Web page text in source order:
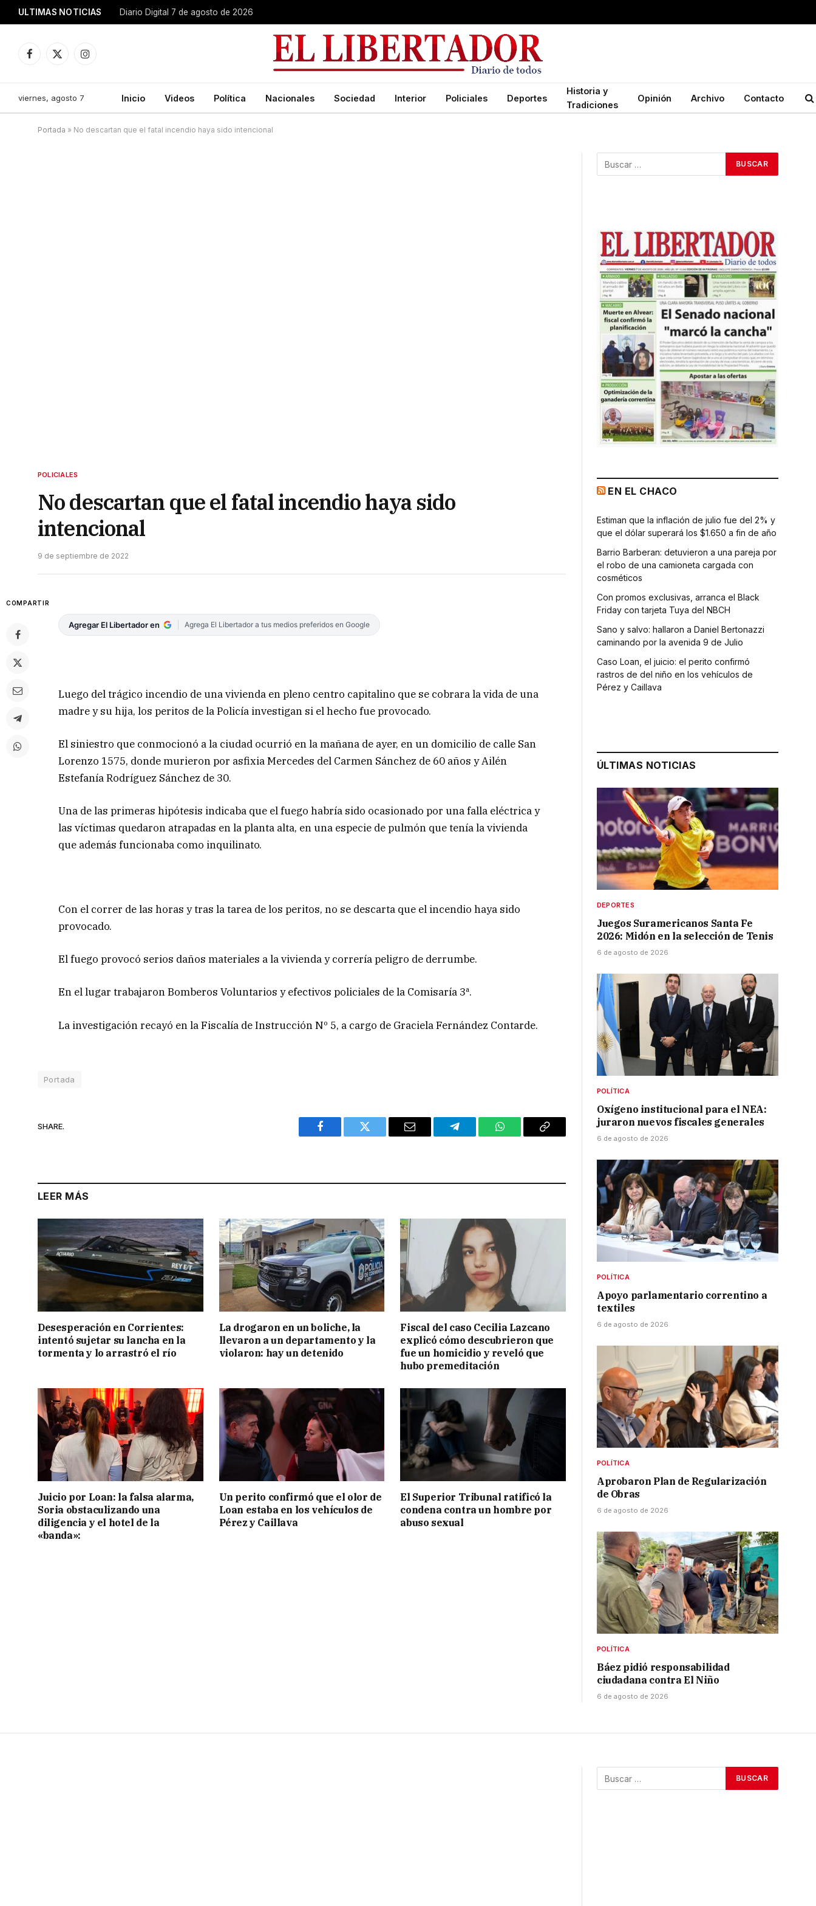
ULTIMAS NOTICIAS Diario Digital 7 de agosto de 2026
Facebook
X
Instagram
viernes, agosto 7 Inicio Videos Política Nacionales Sociedad Interior Policiales Deportes
Historia y
Tradiciones
Opinión Archivo Contacto
Portada » No descartan que el fatal incendio haya sido intencional
POLICIALES
No descartan que el fatal incendio haya sido
intencional
9 de septiembre de 2022
COMPARTIR
Agregar El Libertador en Agrega El Libertador a tus medios preferidos en Google
Luego del trágico incendio de una vivienda en pleno centro capitalino que se cobrara la vida de una
madre y su hija, los peritos de la Policía investigan si el hecho fue provocado.
El siniestro que conmocionó a la ciudad ocurrió en la mañana de ayer, en un domicilio de calle San
Lorenzo 1575, donde murieron por asfixia Mercedes del Carmen Sánchez de 60 años y Ailén
Estefanía Rodríguez Sánchez de 30.
Una de las primeras hipótesis indicaba que el fuego habría sido ocasionado por una falla eléctrica y
las víctimas quedaron atrapadas en la planta alta, en una especie de pulmón que tenía la vivienda
que además funcionaba como inquilinato.
Con el correr de las horas y tras la tarea de los peritos, no se descarta que el incendio haya sido
provocado.
El fuego provocó serios daños materiales a la vivienda y correría peligro de derrumbe.
En el lugar trabajaron Bomberos Voluntarios y efectivos policiales de la Comisaría 3ª.
La investigación recayó en la Fiscalía de Instrucción Nº 5, a cargo de Graciela Fernández Contarde.
Portada
SHARE.
Facebook Twitter Email Telegram WhatsAppCopy
LEER MÁS
Desesperación en Corrientes:
intentó sujetar su lancha en la
tormenta y lo arrastró el río
La drogaron en un boliche, la
llevaron a un departamento y la
violaron: hay un detenido
Fiscal del caso Cecilia Lazcano
explicó cómo descubrieron que
fue un homicidio y reveló que
hubo premeditación
Juicio por Loan: la falsa alarma,
Soria obstaculizando una
diligencia y el hotel de la
«banda»:
Un perito confirmó que el olor de
Loan estaba en los vehículos de
Pérez y Caillava
El Superior Tribunal ratificó la
condena contra un hombre por
abuso sexual
EN EL CHACO
Estiman que la inflación de julio fue del 2% y
que el dólar superará los $1.650 a fin de año
Barrio Barberan: detuvieron a una pareja por
el robo de una camioneta cargada con
cosméticos
Con promos exclusivas, arranca el Black
Friday con tarjeta Tuya del NBCH
Sano y salvo: hallaron a Daniel Bertonazzi
caminando por la avenida 9 de Julio
Caso Loan, el juicio: el perito confirmó
rastros de del niño en los vehículos de
Pérez y Caillava
ÚLTIMAS NOTICIAS
DEPORTES
Juegos Suramericanos Santa Fe
2026: Midón en la selección de Tenis
6 de agosto de 2026
POLÍTICA
Oxígeno institucional para el NEA:
juraron nuevos fiscales generales
6 de agosto de 2026
POLÍTICA
Apoyo parlamentario correntino a
textiles
6 de agosto de 2026
POLÍTICA
Aprobaron Plan de Regularización
de Obras
6 de agosto de 2026
POLÍTICA
Báez pidió responsabilidad
ciudadana contra El Niño
6 de agosto de 2026